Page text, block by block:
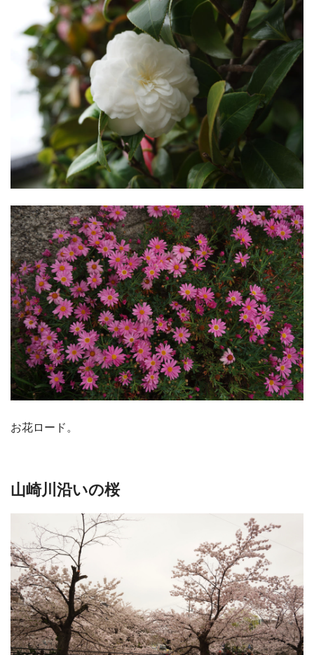
お花ロード。
山崎川沿いの桜